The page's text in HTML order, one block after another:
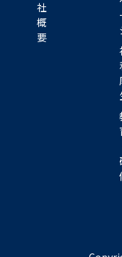
社
概
要